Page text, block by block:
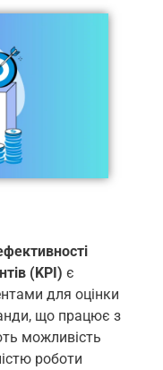
(KPI) є
для оцінки
що працює з
можливість
роботи